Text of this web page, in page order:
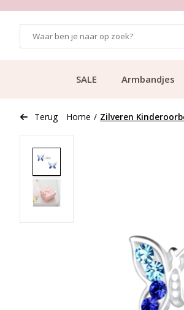
SALE Armbandjes
Terug Home / Zilveren